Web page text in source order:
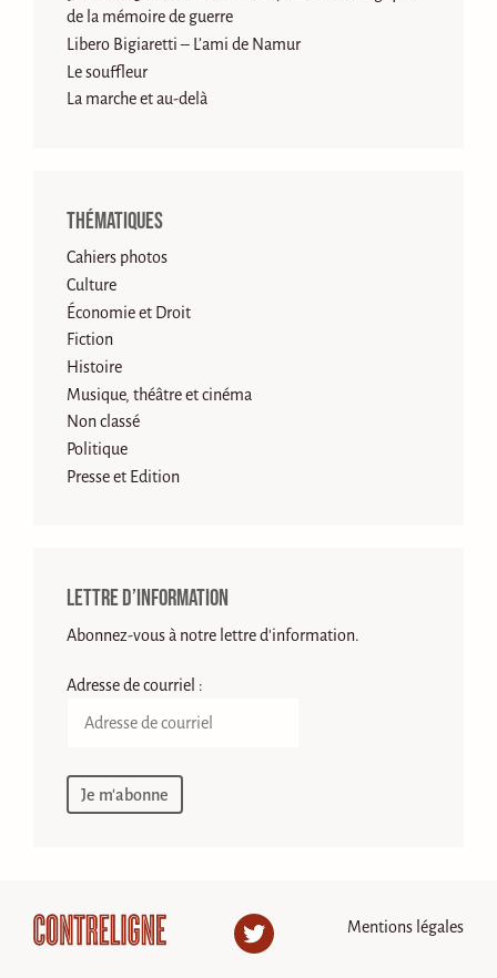
de la mémoire de guerre
Libero Bigiaretti – L’ami de Namur
Le souffleur
La marche et au-delà
Thématiques
Cahiers photos
Culture
Économie et Droit
Fiction
Histoire
Musique, théâtre et cinéma
Non classé
Politique
Presse et Edition
Lettre d’information
Abonnez-vous à notre lettre d'information.
Adresse de courriel :
Twitter Mentions légales